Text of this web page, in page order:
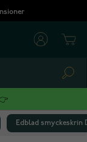
Edblad smyckeskrin